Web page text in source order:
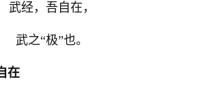
武经，吾自在，
武之“极”也。
在